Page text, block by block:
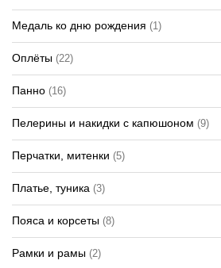
Медаль ко дню рождения (1)
Оплёты (22)
Панно (16)
Пелерины и накидки с капюшоном (9)
Перчатки, митенки (5)
Платье, туника (3)
Пояса и корсеты (8)
Рамки и рамы (2)